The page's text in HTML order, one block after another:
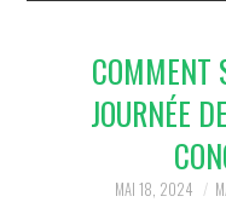
COMMENT
JOURNÉE
MAI 18, 2024